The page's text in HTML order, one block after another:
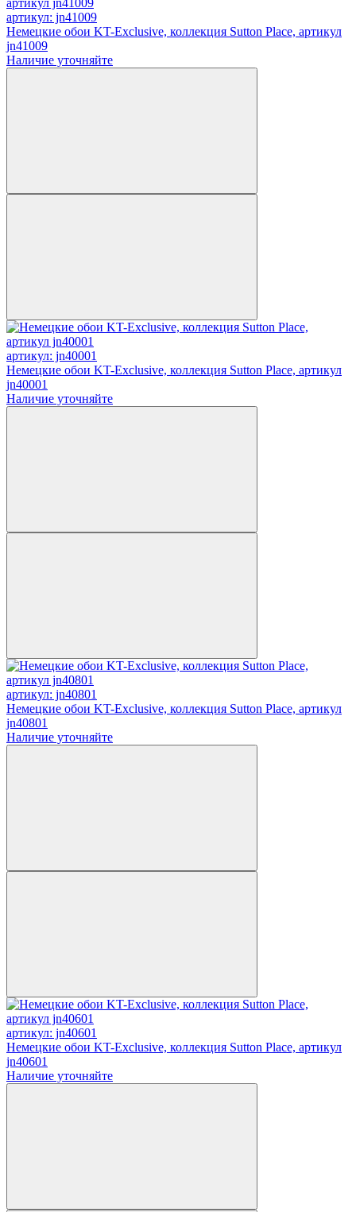
артикул: jn41009
Немецкие обои KT-Exclusive, коллекция Sutton Place, артикул
jn41009
Наличие уточняйте
артикул: jn40001
Немецкие обои KT-Exclusive, коллекция Sutton Place, артикул
jn40001
Наличие уточняйте
артикул: jn40801
Немецкие обои KT-Exclusive, коллекция Sutton Place, артикул
jn40801
Наличие уточняйте
артикул: jn40601
Немецкие обои KT-Exclusive, коллекция Sutton Place, артикул
jn40601
Наличие уточняйте